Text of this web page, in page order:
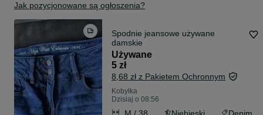
Jak pozycjonowane są ogłoszenia?
Spodnie jeansowe używane
damskie
Używane
5 zł
8,68 zł z Pakietem Ochronnym
Kobyłka
Dzisiaj o 08:56